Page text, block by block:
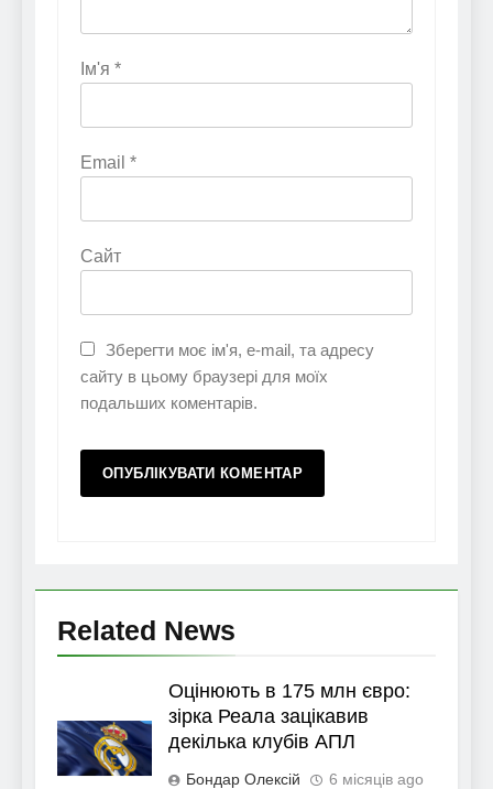
Ім'я *
Email *
Сайт
Зберегти моє ім'я, e-mail, та адресу
сайту в цьому браузері для моїх
подальших коментарів.
Related News
Оцінюють в 175 млн євро:
зірка Реала зацікавив
декілька клубів АПЛ
Бондар Олексій 6 місяців ago